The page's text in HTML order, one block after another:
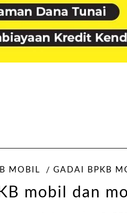
MOBIL GADAI BPKB
mobil dan